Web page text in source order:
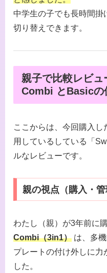
中学生の子でも長時間掛
切り替えできます。
親子で比較レビ
Combi とBasicの
ここからは、今回購入
用しているしている「
ルなレビューです。
親の視点（購入・管
わたし（親）が3年前に
Combi（3in1） は、多
プレートの付け外しに力
した。